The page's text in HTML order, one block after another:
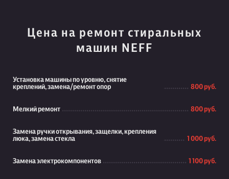
Цена на ремонт стиральных
машин NEFF
Установка машины по уровню, снятие
креплений, замена/ремонт опор
800 руб.
Мелкий ремонт 800 руб.
Замена ручки открывания, защелки, крепления
люка, замена стекла
1 000 руб.
Замена электрокомпонентов 1 100 руб.